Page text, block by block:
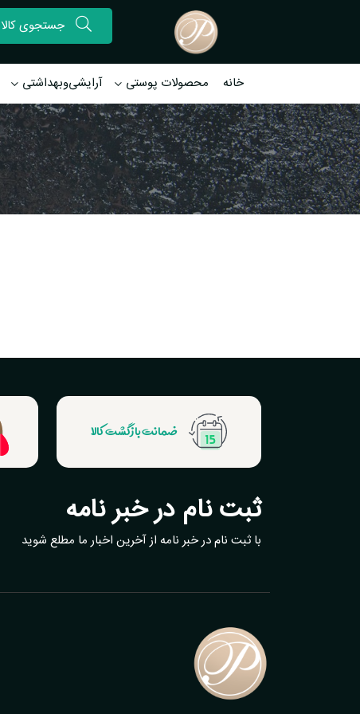
خانه محصولات پوستی آرایشی‌وبهداشتی
ضمانت بازگشت کالا
ثبت نام در خبر نامه
با ثبت نام در خبر نامه از آخرین اخبار ما مطلع شوید